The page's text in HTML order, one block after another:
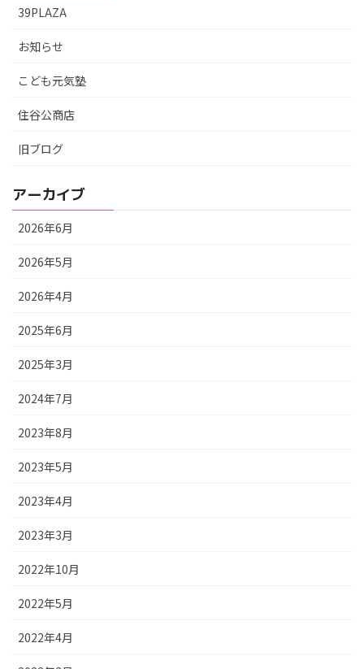
39PLAZA
お知らせ
こども元気塾
住谷公商店
旧ブログ
アーカイブ
2026年6月
2026年5月
2026年4月
2025年6月
2025年3月
2024年7月
2023年8月
2023年5月
2023年4月
2023年3月
2022年10月
2022年5月
2022年4月